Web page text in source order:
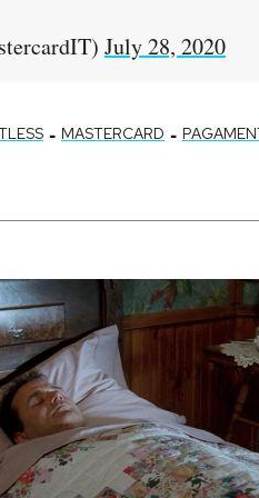
July 28, 2020
- MASTERCARD -